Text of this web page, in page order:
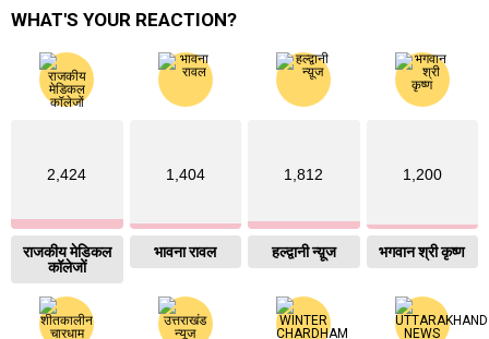
WHAT'S YOUR REACTION?
2,424
राजकीय मेडिकल
कॉलेजों
1,404
भावना रावल
1,812
हल्द्वानी न्य़ूज
1,200
भगवान श्री कृष्ण